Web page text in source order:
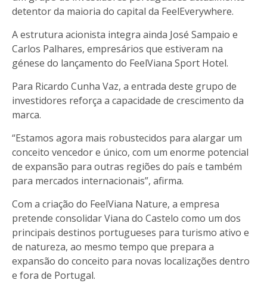
detentor da maioria do capital da FeelEverywhere.
A estrutura acionista integra ainda José Sampaio e
Carlos Palhares, empresários que estiveram na
génese do lançamento do FeelViana Sport Hotel.
Para Ricardo Cunha Vaz, a entrada deste grupo de
investidores reforça a capacidade de crescimento da
marca.
“Estamos agora mais robustecidos para alargar um
conceito vencedor e único, com um enorme potencial
de expansão para outras regiões do país e também
para mercados internacionais”, afirma.
Com a criação do FeelViana Nature, a empresa
pretende consolidar Viana do Castelo como um dos
principais destinos portugueses para turismo ativo e
de natureza, ao mesmo tempo que prepara a
expansão do conceito para novas localizações dentro
e fora de Portugal.